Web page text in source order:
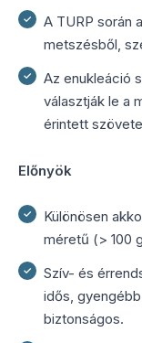
A TURP során
metszésből,
Az enukleáció
választják le a
érintett
Előnyök
Különösen
méretű (> 100
Szív- és
idős,
biztonságos.